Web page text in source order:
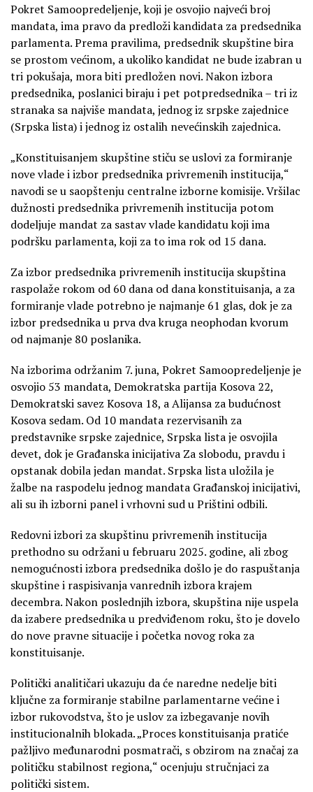
Pokret Samoopredeljenje, koji je osvojio najveći broj
mandata, ima pravo da predloži kandidata za predsednika
parlamenta. Prema pravilima, predsednik skupštine bira
se prostom većinom, a ukoliko kandidat ne bude izabran u
tri pokušaja, mora biti predložen novi. Nakon izbora
predsednika, poslanici biraju i pet potpredsednika – tri iz
stranaka sa najviše mandata, jednog iz srpske zajednice
(Srpska lista) i jednog iz ostalih nevećinskih zajednica.
„Konstituisanjem skupštine stiču se uslovi za formiranje
nove vlade i izbor predsednika privremenih institucija,“
navodi se u saopštenju centralne izborne komisije. Vršilac
dužnosti predsednika privremenih institucija potom
dodeljuje mandat za sastav vlade kandidatu koji ima
podršku parlamenta, koji za to ima rok od 15 dana.
Za izbor predsednika privremenih institucija skupština
raspolaže rokom od 60 dana od dana konstituisanja, a za
formiranje vlade potrebno je najmanje 61 glas, dok je za
izbor predsednika u prva dva kruga neophodan kvorum
od najmanje 80 poslanika.
Na izborima održanim 7. juna, Pokret Samoopredeljenje je
osvojio 53 mandata, Demokratska partija Kosova 22,
Demokratski savez Kosova 18, a Alijansa za budućnost
Kosova sedam. Od 10 mandata rezervisanih za
predstavnike srpske zajednice, Srpska lista je osvojila
devet, dok je Građanska inicijativa Za slobodu, pravdu i
opstanak dobila jedan mandat. Srpska lista uložila je
žalbe na raspodelu jednog mandata Građanskoj inicijativi,
ali su ih izborni panel i vrhovni sud u Prištini odbili.
Redovni izbori za skupštinu privremenih institucija
prethodno su održani u februaru 2025. godine, ali zbog
nemogućnosti izbora predsednika došlo je do raspuštanja
skupštine i raspisivanja vanrednih izbora krajem
decembra. Nakon poslednjih izbora, skupština nije uspela
da izabere predsednika u predviđenom roku, što je dovelo
do nove pravne situacije i početka novog roka za
konstituisanje.
Politički analitičari ukazuju da će naredne nedelje biti
ključne za formiranje stabilne parlamentarne većine i
izbor rukovodstva, što je uslov za izbegavanje novih
institucionalnih blokada. „Proces konstituisanja pratiće
pažljivo međunarodni posmatrači, s obzirom na značaj za
političku stabilnost regiona,“ ocenjuju stručnjaci za
politički sistem.